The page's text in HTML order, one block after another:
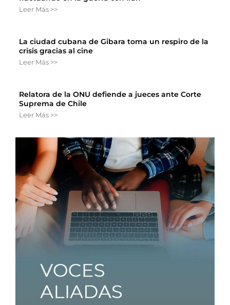
Leer Más >>
La ciudad cubana de Gibara toma un respiro de la
crisis gracias al cine
Leer Más >>
Relatora de la ONU defiende a jueces ante Corte
Suprema de Chile
Leer Más >>